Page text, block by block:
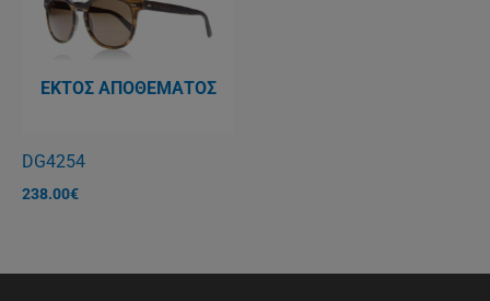
ΕΚΤΌΣ ΑΠΟΘΈΜΑΤΟΣ
DG4254
238.00€